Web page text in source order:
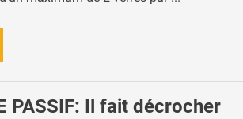
PASSIF: Il fait décrocher